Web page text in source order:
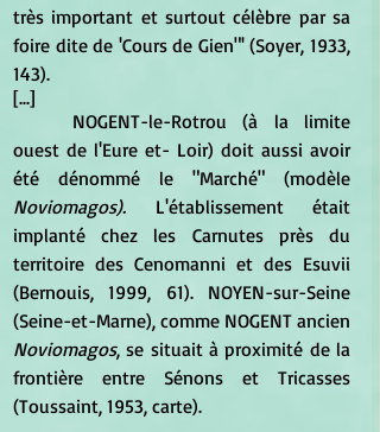
très important et surtout célèbre par sa
foire dite de 'Cours de Gien"' (Soyer, 1933,
143).
[...]
ouest de l'Eure et- Loir) doit aussi avoir
Noviomagos). L'établissement était
implanté chez les Carnutes près du
territoire des Cenomanni et des Esuvii
(Bernouis, 1999, 61). NOYEN-sur-Seine
(Seine-et-Marne), comme NOGENT ancien
Noviomagos, se situait à proximité de la
frontière entre Sénons et Tricasses
(Toussaint, 1953, carte).